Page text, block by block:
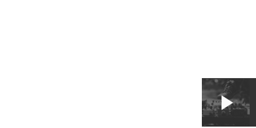
play_arrow